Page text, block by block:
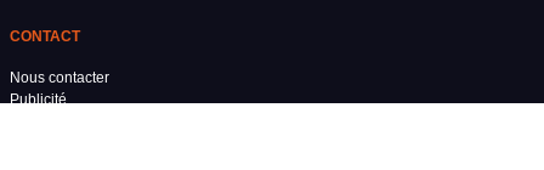
CONTACT
Nous contacter
Publicité